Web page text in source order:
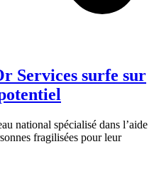
Services surfe sur
national spécialisé dans l’aide
fragilisées pour leur